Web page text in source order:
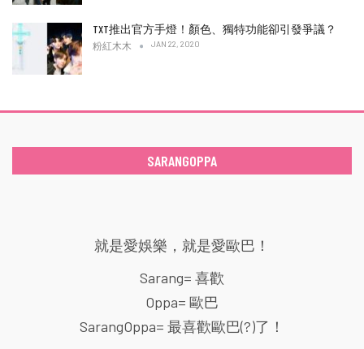
TXT推出官方手燈！顏色、獨特功能卻引發爭議？
粉紅木木 JAN 22, 2020
SARANGOPPA
就是愛娛樂，就是愛歐巴！
Sarang= 喜歡
Oppa= 歐巴
SarangOppa= 最喜歡歐巴(?)了！